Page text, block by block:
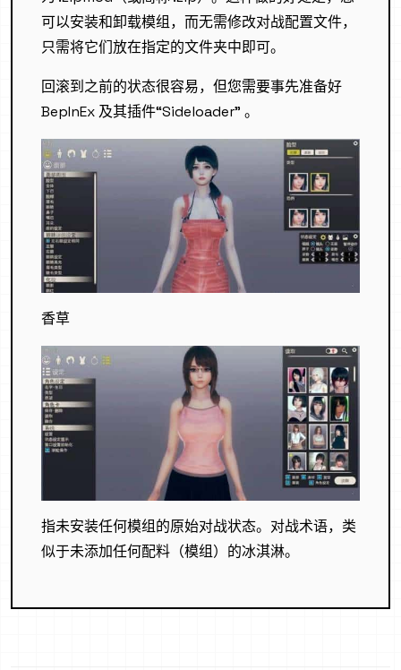
可以安装和卸载模组，而无需修改对战配置文件，
只需将它们放在指定的文件夹中即可。
回滚到之前的状态很容易，但您需要事先准备好
BepInEx 及其插件“Sideloader” 。
香草
指未安装任何模组的原始对战状态。对战术语，类
似于未添加任何配料（模组）的冰淇淋。